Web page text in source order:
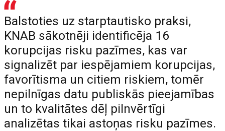
Balstoties uz starptautisko praksi,
KNAB sākotnēji identificēja 16
korupcijas risku pazīmes, kas var
signalizēt par iespējamiem korupcijas,
favorītisma un citiem riskiem, tomēr
nepilnīgas datu publiskās pieejamības
un to kvalitātes dēļ pilnvērtīgi
analizētas tikai astoņas risku pazīmes.